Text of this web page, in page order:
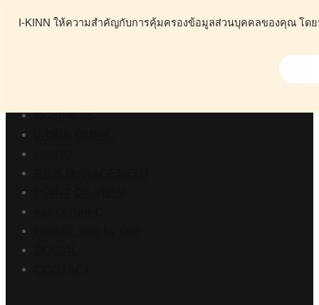
I-KINN ให้ความสำคัญกับการคุ้มครองข้อมูลส่วนบุคคลของคุณ โด
BUSINESS